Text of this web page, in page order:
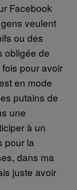
Facebook
veulent
ou des
obligée de
pour avoir
en mode
putains de
une
à un
pour la
dans ma
juste avoir